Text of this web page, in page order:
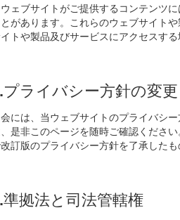
ェブサイトがご提供するコンテンツ
とがあります。これらのウェブサイト
トや製品及びサービスにアクセスす
プライバシー方針の変更
には、当ウェブサイトのプライバシ
是非このページを随時ご確認くださ
訂版のプライバシー方針を了承したも
準拠法と司法管轄権